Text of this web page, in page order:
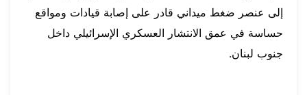
إلى عنصر ضغط ميداني قادر على إصابة قيادات ومواقع
حساسة في عمق الانتشار العسكري الإسرائيلي داخل
جنوب لبنان.